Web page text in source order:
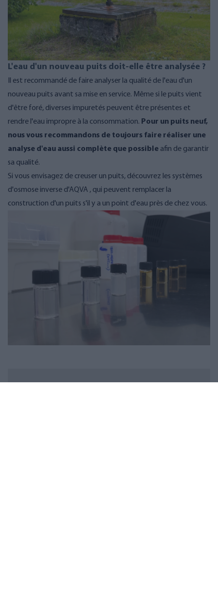
L'eau d'un nouveau puits doit-elle être analysée ?
Il est recommandé de faire analyser la qualité de l'eau d'un
nouveau puits avant sa mise en service. Même si le puits vient
d'être foré, diverses impuretés peuvent être présentes et
rendre l'eau impropre à la consommation. Pour un puits neuf,
nous vous recommandons de toujours faire réaliser une
analyse d'eau aussi complète que possible afin de garantir
sa qualité.
Si vous envisagez de creuser un puits, découvrez les systèmes
d'osmose inverse d'AQVA , qui peuvent remplacer la
construction d'un puits s'il y a un point d'eau près de chez vous.